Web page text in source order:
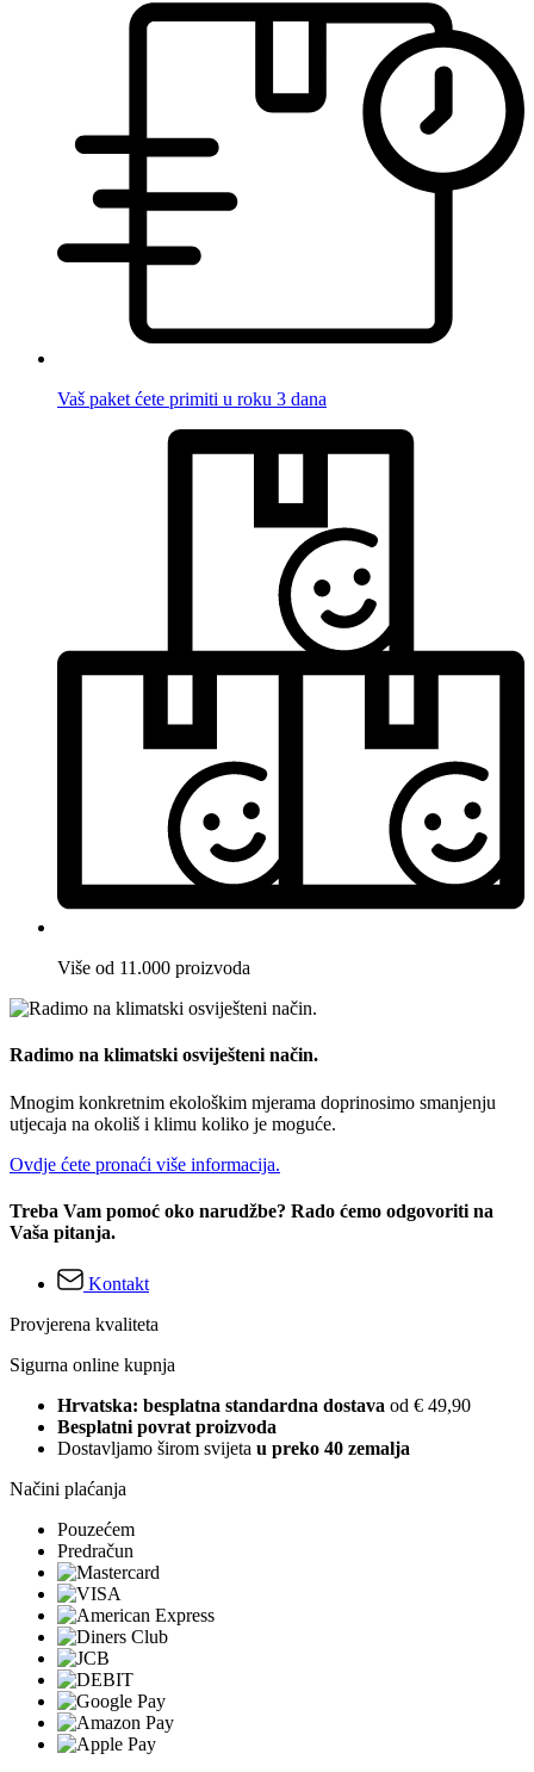
Vaš paket ćete primiti u roku 3 dana
Više od 11.000 proizvoda
Radimo na klimatski osviješteni način.
Mnogim konkretnim ekološkim mjerama doprinosimo smanjenju
utjecaja na okoliš i klimu koliko je moguće.
Ovdje ćete pronaći više informacija.
Treba Vam pomoć oko narudžbe? Rado ćemo odgovoriti na
Vaša pitanja.
Kontakt
Provjerena kvaliteta
Sigurna online kupnja
Hrvatska: besplatna standardna dostava od € 49,90
Besplatni povrat proizvoda
Dostavljamo širom svijeta u preko 40 zemalja
Načini plaćanja
Pouzećem
Predračun